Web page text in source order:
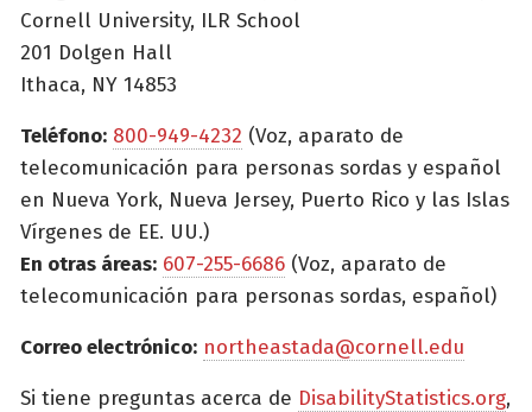
Cornell University, ILR School
201 Dolgen Hall
Ithaca, NY 14853
Teléfono: 800-949-4232 (Voz, aparato de
telecomunicación para personas sordas y español
en Nueva York, Nueva Jersey, Puerto Rico y las Islas
Vírgenes de EE. UU.)
En otras áreas: 607-255-6686 (Voz, aparato de
telecomunicación para personas sordas, español)
Correo electrónico: northeastada@cornell.edu
Si tiene preguntas acerca de DisabilityStatistics.org,